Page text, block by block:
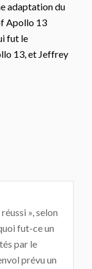
adaptation du
Apollo 13
fut le
13, et Jeffrey
», selon
fut-ce un
par le
prévu un